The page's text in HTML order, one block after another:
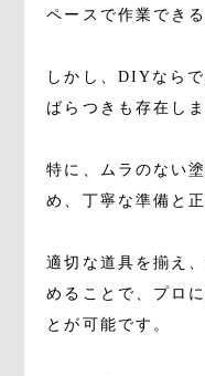
ペースで作業でき
しかし、DIYなら
ばらつきも存在しま
特に、ムラのない
め、丁寧な準備と
適切な道具を揃え
めることで、プロ
とが可能です。